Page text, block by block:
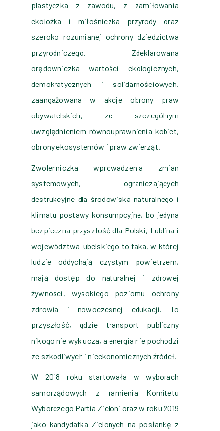
plastyczka z zawodu, z zamiłowania
ekolożka i miłośniczka przyrody oraz
szeroko rozumianej ochrony dziedzictwa
przyrodniczego. Zdeklarowana
orędowniczka wartości ekologicznych,
demokratycznych i solidarnościowych,
zaangażowana w akcje obrony praw
obywatelskich, ze szczególnym
uwzględnieniem równouprawnienia kobiet,
obrony ekosystemów i praw zwierząt.
Zwolenniczka wprowadzenia zmian
systemowych, ograniczających
destrukcyjne dla środowiska naturalnego i
klimatu postawy konsumpcyjne, bo jedyna
bezpieczna przyszłość dla Polski, Lublina i
województwa lubelskiego to taka, w której
ludzie oddychają czystym powietrzem,
mają dostęp do naturalnej i zdrowej
żywności, wysokiego poziomu ochrony
zdrowia i nowoczesnej edukacji. To
przyszłość, gdzie transport publiczny
nikogo nie wyklucza, a energia nie pochodzi
ze szkodliwych i nieekonomicznych źródeł.
W 2018 roku startowała w wyborach
samorządowych z ramienia Komitetu
Wyborczego Partia Zieloni oraz w roku 2019
jako kandydatka Zielonych na posłankę z